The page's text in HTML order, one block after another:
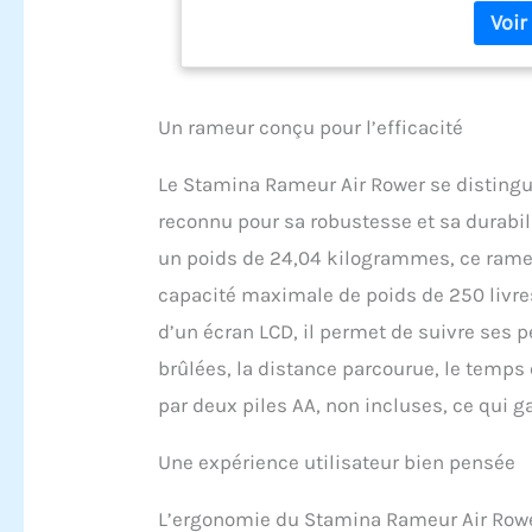
plus
55,9
x 71,1
cadre
Un rameur conçu pour l’efficacité
Le Stamina Rameur Air Rower se
reconnu pour sa robustesse et sa
un poids de 24,04 kilogrammes, ce
capacité maximale de poids de 250
d’un écran LCD, il permet de suivre
brûlées, la distance parcourue, le
par deux piles AA, non incluses, ce qui
Une expérience utilisateur bien pensée
L’ergonomie du Stamina Rameur Air